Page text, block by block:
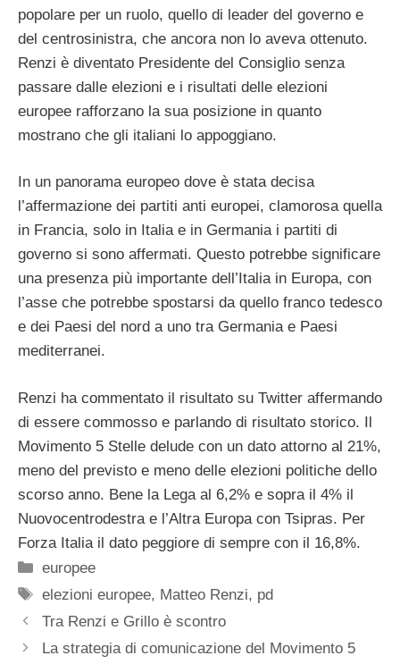
popolare per un ruolo, quello di leader del governo e
del centrosinistra, che ancora non lo aveva ottenuto.
Renzi è diventato Presidente del Consiglio senza
passare dalle elezioni e i risultati delle elezioni
europee rafforzano la sua posizione in quanto
mostrano che gli italiani lo appoggiano.
In un panorama europeo dove è stata decisa
l’affermazione dei partiti anti europei, clamorosa quella
in Francia, solo in Italia e in Germania i partiti di
governo si sono affermati. Questo potrebbe significare
una presenza più importante dell’Italia in Europa, con
l’asse che potrebbe spostarsi da quello franco tedesco
e dei Paesi del nord a uno tra Germania e Paesi
mediterranei.
Renzi ha commentato il risultato su Twitter affermando
di essere commosso e parlando di risultato storico. Il
Movimento 5 Stelle delude con un dato attorno al 21%,
meno del previsto e meno delle elezioni politiche dello
scorso anno. Bene la Lega al 6,2% e sopra il 4% il
Nuovocentrodestra e l’Altra Europa con Tsipras. Per
Forza Italia il dato peggiore di sempre con il 16,8%.
Categorie
europee
Tag
elezioni europee, Matteo Renzi, pd
Tra Renzi e Grillo è scontro
La strategia di comunicazione del Movimento 5